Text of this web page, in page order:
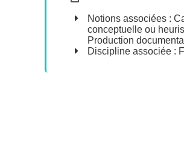
Notions associées :
conceptuelle ou
Production
Discipline associée :